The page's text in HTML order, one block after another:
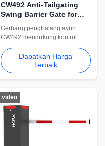
CW492 Anti-Tailgating
Swing Barrier Gate for
Museums Metro Stations
and Office Reception
Gerbang penghalang ayun
CW492 mendukung kontrol
pejalan kaki anti-tailgating untuk
museum, stasiun metro, dan
resepsi kantor. Pasokan ekspor,
integrasi akses, dan
Dapatkan Harga
Terbaik
video